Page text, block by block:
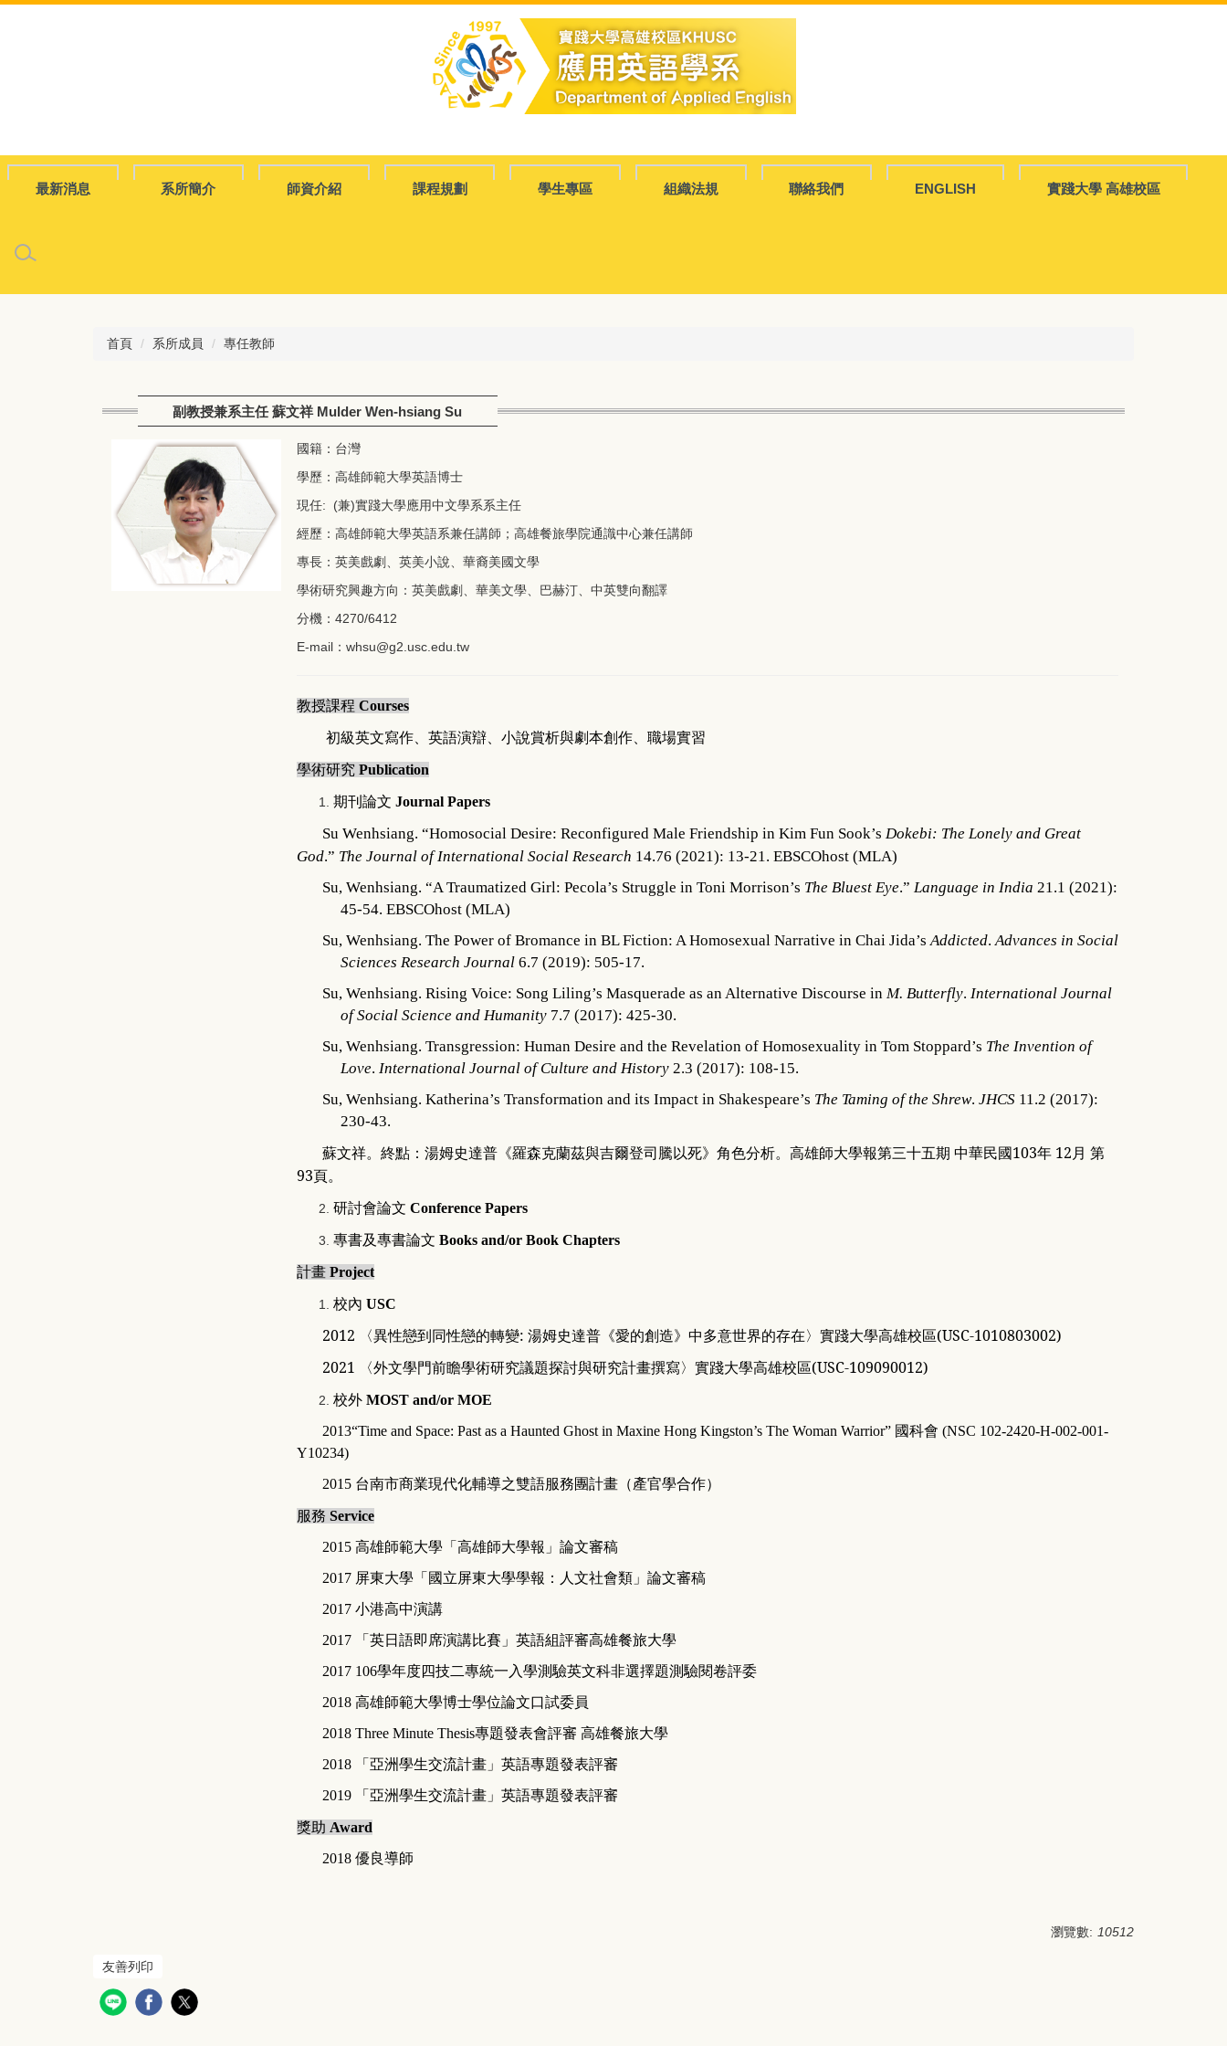
最新消息 系所簡介 師資介紹 課程規劃 學生專區 組織法規 聯絡我們 ENGLISH 實踐大學 高雄校區
首頁 系所成員 專任教師
副教授兼系主任 蘇文祥 Mulder Wen-hsiang Su
國籍：台灣
學歷：高雄師範大學英語博士
現任: (兼)實踐大學應用中文學系系主任
經歷：高雄師範大學英語系兼任講師；高雄餐旅學院通識中心兼任講師
專長：英美戲劇、英美小說、華裔美國文學
學術研究興趣方向：英美戲劇、華美文學、巴赫汀、中英雙向翻譯
分機：4270/6412
E-mail： whsu@g2.usc.edu.tw
教授課程 Courses
初級英文寫作、英語演辯、小說賞析與劇本創作、職場實習
學術研究 Publication
期刊論文 Journal Papers
Su Wenhsiang. “Homosocial Desire: Reconfigured Male Friendship in Kim Fun Sook’s Dokebi: The Lonely and Great
God.” The Journal ofInternational Social Research 14.76 (2021): 13-21. EBSCOhost (MLA)
Su, Wenhsiang. “A Traumatized Girl: Pecola’s Struggle in Toni Morrison’s The Bluest Eye.” Language in India 21.1 (2021):
45-54. EBSCOhost (MLA)
Su, Wenhsiang. The Power of Bromance in BL Fiction: A Homosexual Narrative in Chai Jida’sAddicted.Advances in Social
Sciences Research Journal 6.7 (2019): 505-17.
Su, Wenhsiang. Rising Voice: Song Liling’s Masquerade as an Alternative Discourse in M. Butterfly. International Journal
of Social Science and Humanity 7.7 (2017): 425-30.
Su, Wenhsiang. Transgression: Human Desire and the Revelation of Homosexuality in Tom Stoppard’s The Invention of
Love. International Journal of Culture and History 2.3 (2017): 108-15.
Su, Wenhsiang. Katherina’s Transformation and its Impact in Shakespeare’s The Taming of the Shrew. JHCS 11.2 (2017):
230-43.
蘇文祥。終點：湯姆史達普《羅森克蘭茲與吉爾登司騰以死》角色分析。高雄師大學報第三十五期 中華民國103年 12月 第
93頁。
研討會論文 Conference Papers
專書及專書論文 Books and/or Book Chapters
計畫 Project
校內 USC
2012 〈異性戀到同性戀的轉變: 湯姆史達普《愛的創造》中多意世界的存在〉實踐大學高雄校區(USC-1010803002)
2021
〈外文學門前瞻學術研究議題探討與研究計畫撰寫〉 實踐大學高雄校區(USC-109090012)
校外 MOST and/or MOE
2013“Time and Space: Past as a Haunted Ghost in Maxine Hong Kingston’s The Woman Warrior” 國科會 (NSC 102-2420-H-002-001-
Y10234)
2015 台南市商業現代化輔導之雙語服務團計畫（產官學合作）
服務 Service
2015 高雄師範大學「高雄師大學報」論文審稿
2017 屏東大學「國立屏東大學學報：人文社會類」論文審稿
2017 小港高中演講
2017
「英日語即席演講比賽」英語組評審高雄餐旅大學
2017 106學年度四技二專統一入學測驗英文科非選擇題測驗閱卷評委
2018 高雄師範大學博士學位論文口試委員
2018 Three Minute Thesis專題發表會評審 高雄餐旅大學
2018
「亞洲學生交流計畫」英語專題發表評審
2019
「亞洲學生交流計畫」英語專題發表評審
獎助 Award
2018 優良導師
瀏覽數: 10512
友善列印